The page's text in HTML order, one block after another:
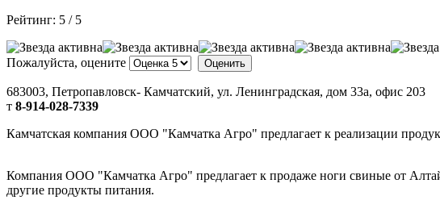
Рейтинг: 5 / 5
Пожалуйста, оцените
683003, Петропавловск- Камчатский, ул. Ленинградская, дом 33а, офис 203
т 8-914-028-7339
Камчатская компания ООО "Камчатка Агро" предлагает к реализации
Компания ООО "Камчатка Агро" предлагает к продаже ноги свиные от
другие продукты питания.